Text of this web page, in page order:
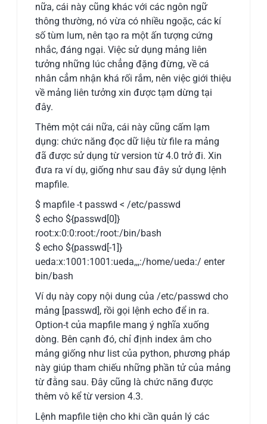
nữa, cái này cũng khác với các ngôn ngữ
thông thường, nó vừa có nhiều ngoặc, các kí
số tùm lum, nên tạo ra một ấn tượng cứng
nhắc, đáng ngại. Việc sử dụng mảng liên
tưởng những lúc chẳng đặng đừng, về cá
nhân cẳm nhận khá rối rắm, nên việc giới thiệu
về mảng liên tưởng xin được tạm dừng tại
đây.
Thêm một cái nữa, cái này cũng cấm lạm
dụng: chức năng đọc dữ liệu từ file ra mảng
đã được sử dụng từ version từ 4.0 trở đi. Xin
đưa ra ví dụ, giống như sau đây sử dụng lệnh
mapfile.
$ mapfile -t passwd < /etc/passwd
$ echo ${passwd[0]}
root:x:0:0:root:/root:/bin/bash
$ echo ${passwd[-1]}
ueda:x:1001:1001:ueda,,,:/home/ueda:/ enter
bin/bash
Ví dụ này copy nội dung của /etc/passwd cho
mảng [passwd], rồi gọi lệnh echo để in ra.
Option-t của mapfile mang ý nghĩa xuống
dòng. Bên cạnh đó, chỉ định index âm cho
mảng giống như list của python, phương pháp
này giúp tham chiếu những phần tử của mảng
từ đằng sau. Đây cũng là chức năng được
thêm vô kể từ version 4.3.
Lệnh mapfile tiện cho khi cần quản lý các